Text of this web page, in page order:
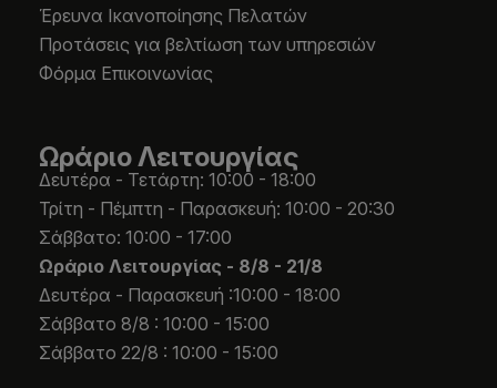
Έρευνα Ικανοποίησης Πελατών
Προτάσεις για βελτίωση των υπηρεσιών
Φόρμα Επικοινωνίας
Ωράριο Λειτουργίας
Δευτέρα - Τετάρτη: 10:00 - 18:00
Τρίτη - Πέμπτη - Παρασκευή: 10:00 - 20:30
Σάββατο: 10:00 - 17:00
Ωράριο Λειτουργίας - 8/8 - 21/8
Δευτέρα - Παρασκευή :10:00 - 18:00
Σάββατο 8/8 : 10:00 - 15:00
Σάββατο 22/8 : 10:00 - 15:00